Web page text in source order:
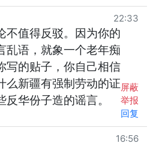
22:33
不值得反驳。因为你的
乱语，就象一个老年痴
写的贴子，你自己相信
么新疆有强制劳动的证
华份子造的谣言。
屏蔽
举报
回复
16:56